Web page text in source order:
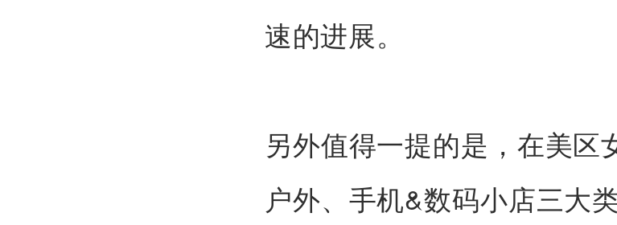
速的进展。
另外值得一提的是，在美区
户外、手机&数码小店三大